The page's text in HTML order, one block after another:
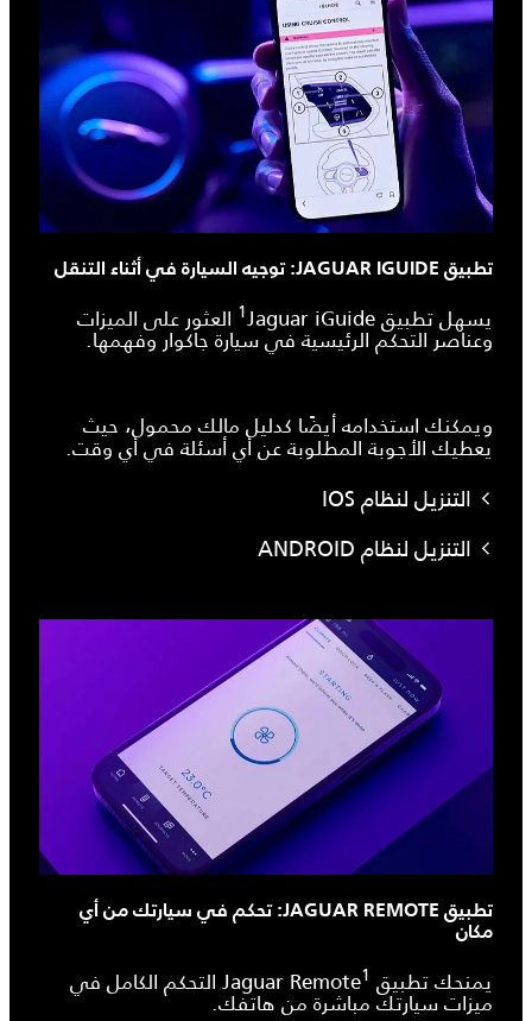
تطبيق JAGUAR IGUIDE: توجيه السيارة في أثناء التنقل
يسهل تطبيق Jaguar iGuide‏ 1 العثور على الميزات
وعناصر التحكم الرئيسية في سيارة جاكوار وفهمها.
ويمكنك استخدامه أيضًا كدليل مالك محمول، حيث
يعطيك الأجوبة المطلوبة عن أي أسئلة في أي وقت.
التنزيل لنظام IOS
التنزيل لنظام ANDROID
تطبيق JAGUAR REMOTE: تحكم في سيارتك من أي
مكان
يمنحك تطبيق Jaguar Remote 1 التحكم الكامل في
ميزات سيارتك مباشرة من هاتفك.